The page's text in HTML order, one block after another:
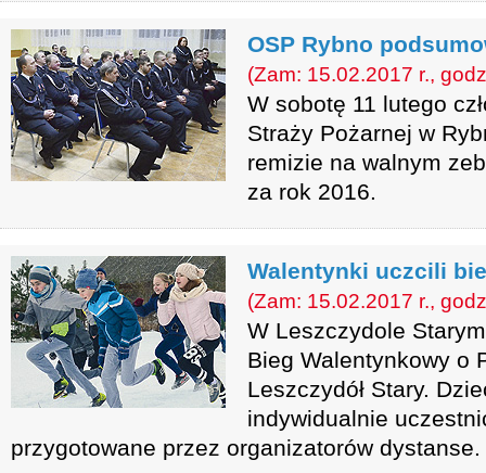
OSP Rybno
(Zam: 15.02.2017 r.,
W sobotę 11 lutego
Straży Pożarnej w
remizie na walnym
za rok 2016.
Walentynki uczcili
(Zam: 15.02.2017 r.,
W Leszczydole
Bieg Walentynkowy o
Leszczydół Stary.
indywidualnie
przygotowane przez organizatorów dystanse.